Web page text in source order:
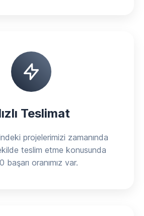
Teslimat
projelerimizi zamanında
teslim etme konusunda
başarı oranımız var.